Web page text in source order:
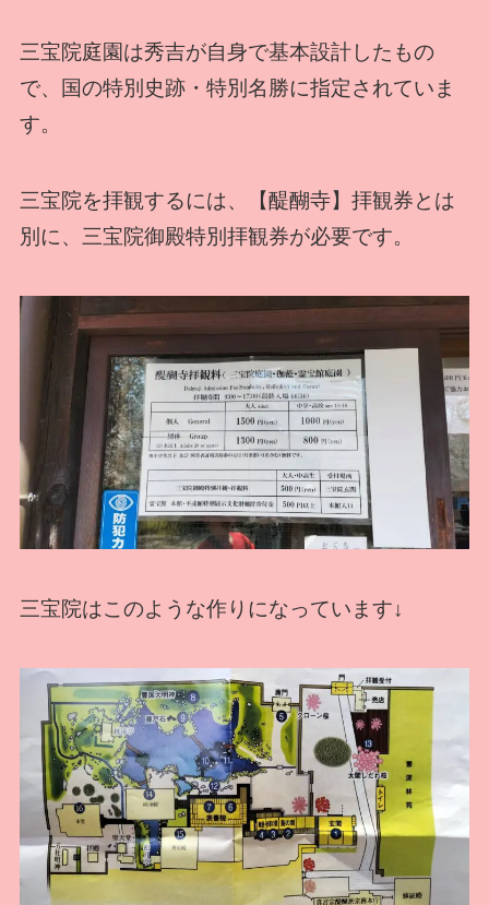
三宝院庭園は秀吉が自身で基本設計したもの
で、国の特別史跡・特別名勝に指定されていま
す。
三宝院を拝観するには、【醍醐寺】拝観券とは
別に、三宝院御殿特別拝観券が必要です。
三宝院はこのような作りになっています↓